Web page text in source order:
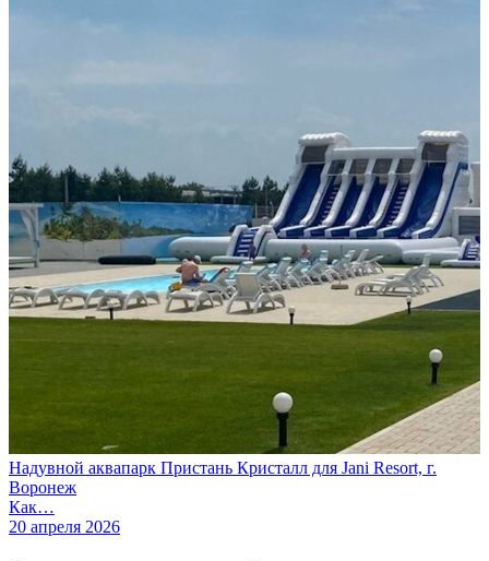
Надувной аквапарк Пристань Кристалл для Jani Resort, г.
Воронеж
Как…
20 апреля 2026